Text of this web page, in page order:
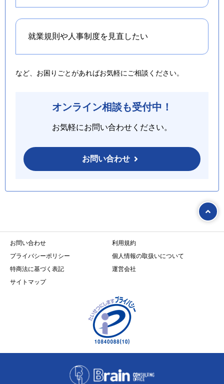
就業規則や人事制度を 見直したい
など、お困りごとがあればお気軽にご相談ください。
オンライン相談も受付中！
お気軽にお問い合わせください。
お問い合わせ
お問い合わせ
利用規約
プライバシーポリシー
個人情報の取扱いについて
特商法に基づく表記
運営会社
サイトマップ